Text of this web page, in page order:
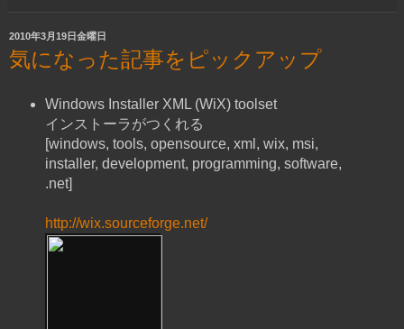
2010年3月19日金曜日
気になった記事をピックアップ
Windows Installer XML (WiX) toolset
インストーラがつくれる
[windows, tools, opensource, xml, wix, msi,
installer, development, programming, software,
.net]
http://wix.sourceforge.net/